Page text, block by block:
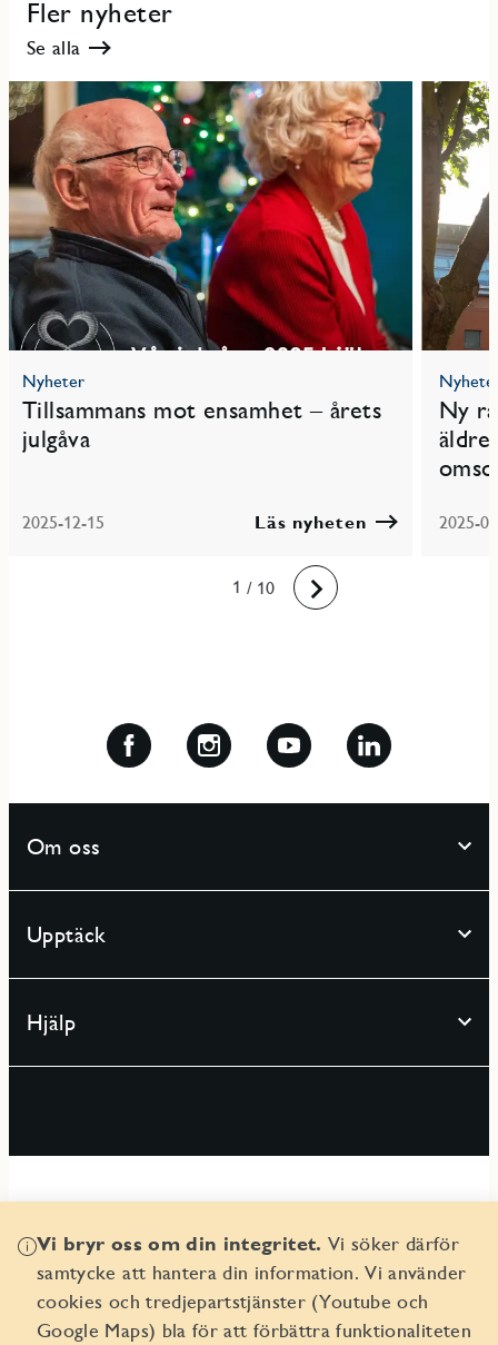
Fler nyheter
Se alla
Nyheter
Tillsammans mot ensamhet – årets
julgåva
2025-12-15 Läs nyheten
Ny
äldre
2025-
1
2
3
4
5
6
7
8
9
10 / 10 Framåt
Vi bryr oss om din integritet. Vi söker därför
samtycke att hantera din information. Vi använder
cookies och tredjepartstjänster (Youtube och
Google Maps) bla för att förbättra funktionaliteten
Om oss
Upptäck
Hjälp
© 2026 Seniorgården AB
Organisationsnr 556359-9082